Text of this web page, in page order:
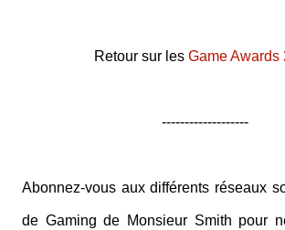
Retour sur les Game Awards
-------------------
Abonnez-vous aux différents réseaux
de Gaming de Monsieur Smith pour